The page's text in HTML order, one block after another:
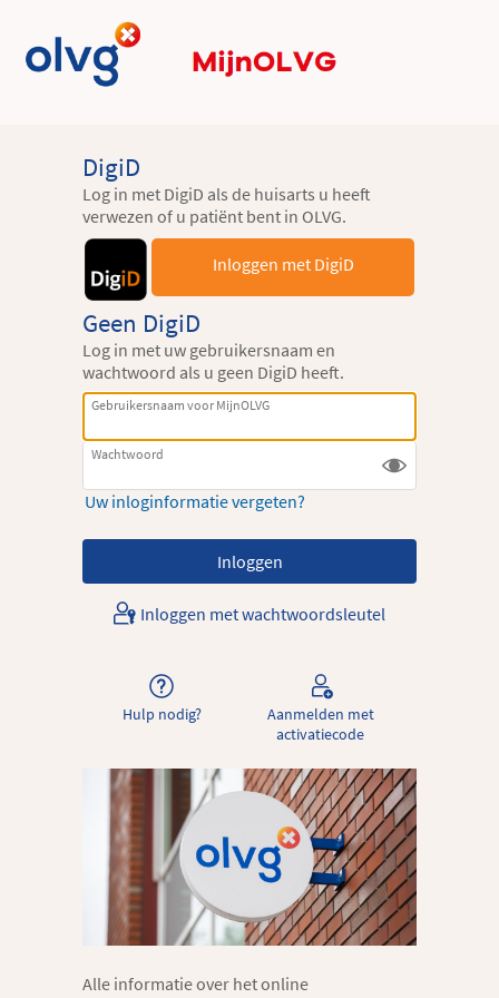
DigiD
Log in met DigiD als de huisarts u heeft
verwezen of u patiënt bent in OLVG.
Inloggen met DigiD
Geen DigiD
Log in met uw gebruikersnaam en
wachtwoord als u geen DigiD heeft.
Gebruikersnaam voor MijnOLVG
Wachtwoord
Uw inloginformatie vergeten?
Inloggen met wachtwoordsleutel
Hulp nodig?
Aanmelden met
activatiecode
Alle informatie over het online